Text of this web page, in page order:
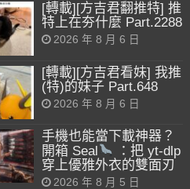
[轉載][方吉君翻推特] 推
特上在夯什麼 Part.2288
2026 年 8 月 6 日
[轉載][方吉君看妹] 我推
(特)的妹子 Part.648
2026 年 8 月 6 日
手機也能當下載神器？
開箱 Seal
：把 yt-dlp
穿上優雅外衣的雙面刃
2026 年 8 月 5 日